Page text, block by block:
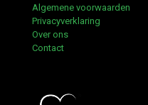
Algemene voorwaarden
Privacyverklaring
Over ons
Contact